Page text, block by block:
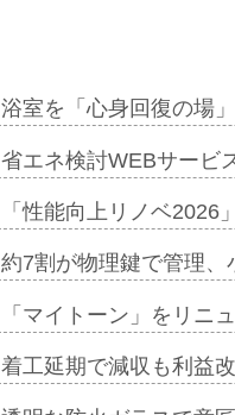
浴室を「心身回復の場
省エネ検討WEBサービ
「性能向上リノベ2026
約7割が物理鍵で管理
「マイトーン」をリ
着工延期で減収も利益